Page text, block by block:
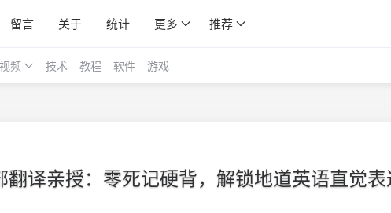
留言 关于 统计 更多 推荐
视频 技术 教程 软件 游戏
翻译亲授：零死记硬背，解锁地道英语直觉表